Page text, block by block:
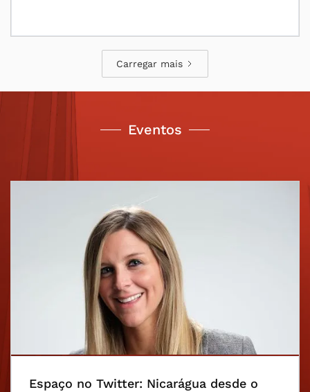
Carregar mais
Eventos
Espaço no Twitter: Nicarágua desde o